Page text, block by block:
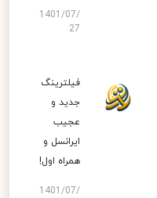
1401/07/
27
فیلترینگ
جدید و
عجیب
ایرانسل و
همراه اول!
1401/07/